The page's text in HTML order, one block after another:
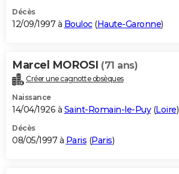
Décès
12/09/1997 à Bouloc(Haute-Garonne)
Marcel MOROSI (71 ans)
Créer une cagnotte obsèques
Naissance
14/04/1926 à Saint-Romain-le-Puy(Loire)
Décès
08/05/1997 à Paris (Paris)